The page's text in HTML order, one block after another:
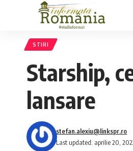
STIRI
Starship,
lansare
Last updated: aprilie 20,
stefan.alexiu@linkspr.ro